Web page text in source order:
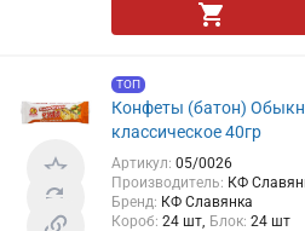
ТОП
Конфеты (батон)
классическое 40гр
Артикул: 05/0026
Производитель: КФ
Бренд: КФ Славянка
Короб: 24 шт Блок: 24 шт